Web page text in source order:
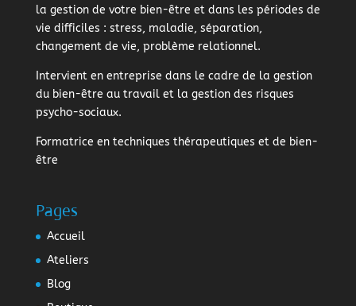
la gestion de votre bien-être et dans les périodes de
vie difficiles : stress, maladie, séparation,
changement de vie, problème relationnel.
Intervient en entreprise dans le cadre de la gestion
du bien-être au travail et la gestion des risques
psycho-sociaux.
Formatrice en techniques thérapeutiques et de bien-
être
Pages
Accueil
Ateliers
Blog